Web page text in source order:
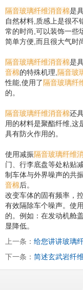
隔音玻璃纤维消音棉是
自然材料,质感上是很不
常的时尚,可以装饰一些
简单方便,而且很大气时
隔音玻璃纤维消音棉是
音棉的特殊机理, 隔音玻
性能,使用了 隔音玻璃纤
的。
隔音玻璃纤维消音棉还
用的材料是聚酯纤维,这
具有防火作用的。
使用减振隔音玻璃纤维
门、行李底盘等处粘贴
制车体与外界噪声的共
音棉后。
改变车体的固有频率，
有效隔除车个噪声。使用
的。例如：在发动机舱
显降低。
上一条： 给您讲讲玻璃
下一条： 简述玄武岩纤